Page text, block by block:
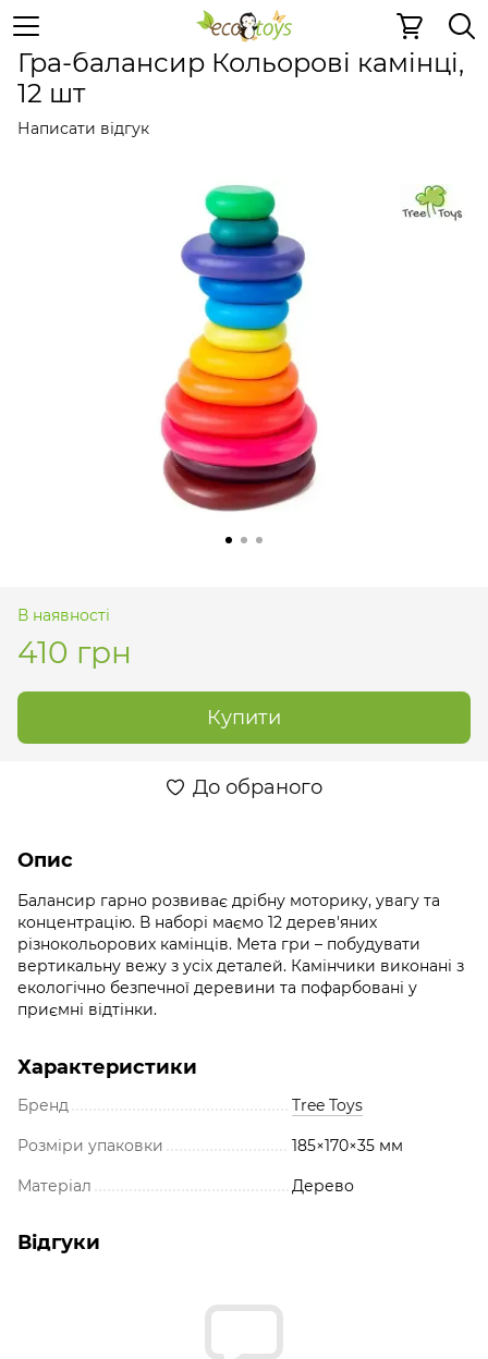
Розумні іграшки Розумні іграшки Tree
Гра-балансир Кольорові камінці,
12 шт
Написати відгук
В наявності
410 грн
Купити
До обраного
Опис
Балансир гарно розвиває дрібну моторику, увагу та
концентрацію. В наборі маємо 12 дерев'яних
різнокольорових камінців. Мета гри – побудувати
вертикальну вежу з усіх деталей. Камінчики виконані з
екологічно безпечної деревини та пофарбовані у
приємні відтінки.
Характеристики
Бренд Tree Toys
Розміри упаковки 185×170×35 мм
Матеріал Дерево
Відгуки